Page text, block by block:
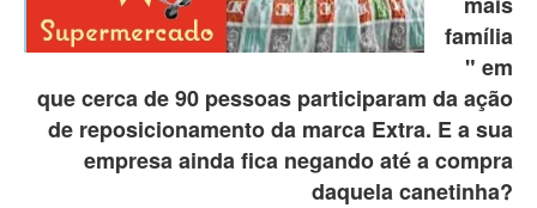
família
" em
que cerca de 90 pessoas participaram da ação
de reposicionamento da marca Extra. E a sua
empresa ainda fica negando até a compra
daquela canetinha?